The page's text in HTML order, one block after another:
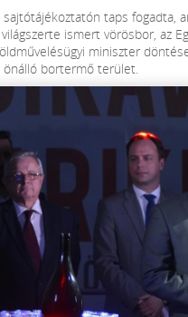
taps fogadta,
ismert vörösbor, az
miniszter
önálló bortermő terület.